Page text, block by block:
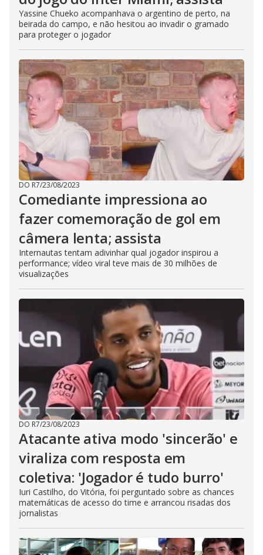
Yassine Chueko acompanhava o argentino de perto, na
beirada do campo, e não hesitou ao invadir o gramado
para proteger o jogador
DO R7/23/08/2023
Comediante impressiona ao
fazer comemoração de gol em
câmera lenta; assista
Internautas tentam adivinhar qual jogador inspirou a
performance; vídeo viral teve mais de 30 milhões de
visualizações
DO R7/23/08/2023
Atacante ativa modo 'sincerão' e
viraliza com resposta em
coletiva: 'Jogador é tudo burro'
Iuri Castilho, do Vitória, foi perguntado sobre as chances
matemáticas de acesso do time e arrancou risadas dos
jornalistas